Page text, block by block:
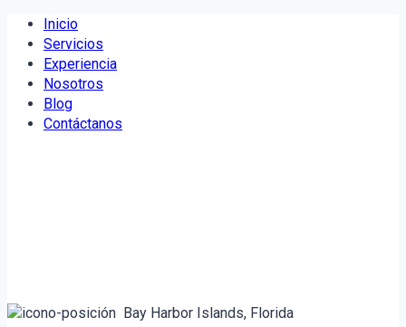
Saltar
contenido
Inicio
Servicios
Experiencia
Nosotros
Blog
Contáctanos
Bay Harbor Islands, Florida